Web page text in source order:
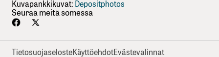
Kuvapankkikuvat: Depositphotos
Seuraa meitä somessa
TietosuojaselosteKäyttöehdotEvästevalinnat